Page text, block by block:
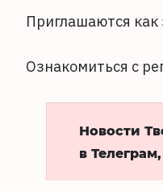
Приглашаются как
Ознакомиться с
Новости
в